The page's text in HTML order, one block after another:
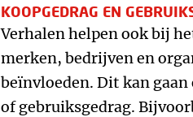
KOOPGEDRAG EN
Verhalen helpen ook bij
merken, bedrijven en
beïnvloeden. Dit kan
of gebruiksgedrag.